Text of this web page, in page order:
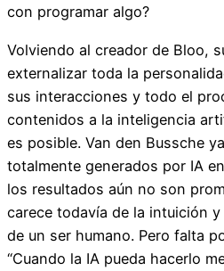
con programar algo?
Volviendo al creador de Bloo,
externalizar toda la
sus interacciones y todo el
contenidos a la inteligencia
es posible. Van den Bussche
totalmente generados por IA
los resultados aún no son
carece todavía de la intuición
de un ser humano. Pero falta
“Cuando la IA pueda hacerlo